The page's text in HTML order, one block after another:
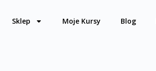
Sklep Moje Kursy Blog